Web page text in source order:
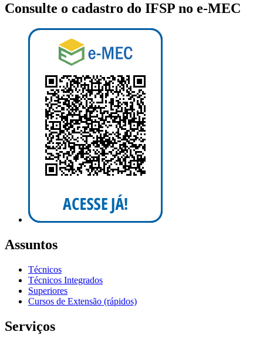
Consulte o cadastro do IFSP no e-MEC
Assuntos
Técnicos
Técnicos Integrados
Superiores
Cursos de Extensão (rápidos)
Serviços